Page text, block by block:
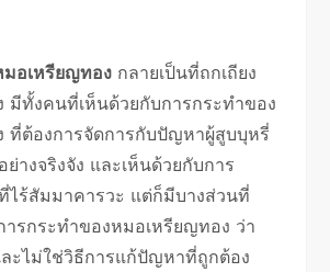
อเหรียญทอง กลายเป็นที่ถกเถียง
มีทั้งคนที่เห็นด้วยกับการกระทำของ
ที่ต้องการจัดการกับปัญหาผู้สูบบุหรี่
างจริงจัง และเห็นด้วยกับการ
ไร้สัมมาคารวะ แต่ก็มีบางส่วนที่
รกระทำของหมอเหรียญทอง ว่า
ะไม่ใช่วิธีการแก้ปัญหาที่ถูกต้อง